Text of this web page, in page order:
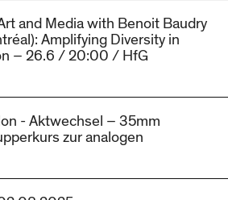
and Media with Benoit Baudry
Amplifying Diversity in
– 26.6 / 20:00 / HfG
- Aktwechsel – 35mm
zur analogen